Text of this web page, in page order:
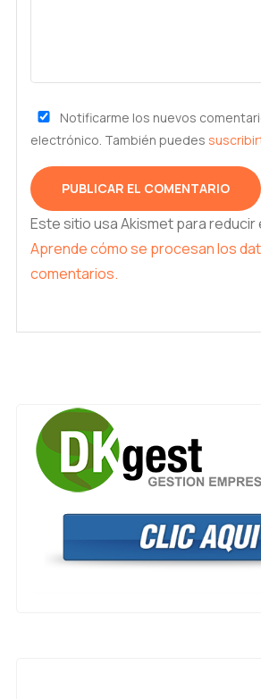
Notificarme los nuevos
electrónico. También puedes
Este sitio usa Akismet para reducir
Aprende cómo se procesan los
comentarios.